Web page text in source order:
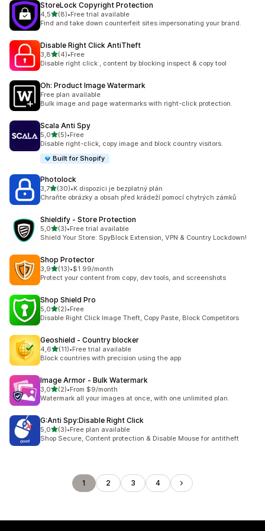
StoreLock Copyright Protection
4,5z 5 hvězd
(8)
Celkový počet recenzí: 8
•Free trial available
Find and take down counterfeit sites impersonating your brand.
Disable Right Click AntiTheft
3,8z 5 hvězd
(4)
Celkový počet recenzí: 4
•Free
Disable right click , content by blocking inspect & copy tool
Oh: Product Image Watermark
Free plan available
Bulk image and page watermarks with right-click protection.
Scala Anti Spy
5,0z 5 hvězd
(5)
Celkový počet recenzí: 5
•Free
Disable right-click, copy image and block country visitors.
Built for Shopify
Photolock
3,7z 5 hvězd
(30)
Celkový počet recenzí: 30
•K dispozici je bezplatný plán
Chraňte obrázky a obsah před krádeží pomocí chytrých zámků
Shieldify ‑ Store Protection
5,0z 5 hvězd
(3)
Celkový počet recenzí: 3
•Free trial available
Shield Your Store: SpyBlock Extension, VPN & Country Lockdown!
Shop Protector
3,9z 5 hvězd
(13)
Celkový počet recenzí: 13
•$1.99/month
Protect your content from copy, dev tools, and screenshots
Shop Shield Pro
5,0z 5 hvězd
(2)
Celkový počet recenzí: 2
•Free
Disable Right Click Image Theft, Copy Paste, Block Competitors
Geoshield ‑ Country blocker
4,6z 5 hvězd
(11)
Celkový počet recenzí: 11
•Free trial available
Block countries with precision using the app
Image Armor ‑ Bulk Watermark
3,0z 5 hvězd
(2)
Celkový počet recenzí: 2
•From $9/month
Watermark all your images at once, with one unlimited plan.
G:Anti Spy:Disable Right Click
5,0z 5 hvězd
(3)
Celkový počet recenzí: 3
•Free plan available
Shop Secure, Content protection & Disable Mouse for antitheft
1 2 3 4